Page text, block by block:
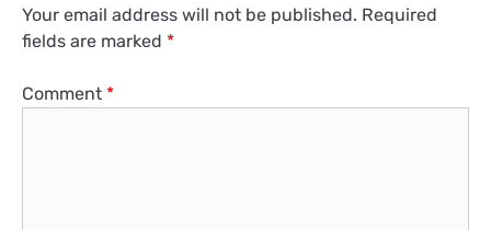
Your email address will not be published. Required
fields are marked *
Comment *